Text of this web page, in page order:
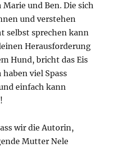
und Ben. Die sich
und verstehen
selbst sprechen kann
Herausforderung
Hund, bricht das Eis
viel Spass
einfach kann
wir die Autorin,
Mutter Nele